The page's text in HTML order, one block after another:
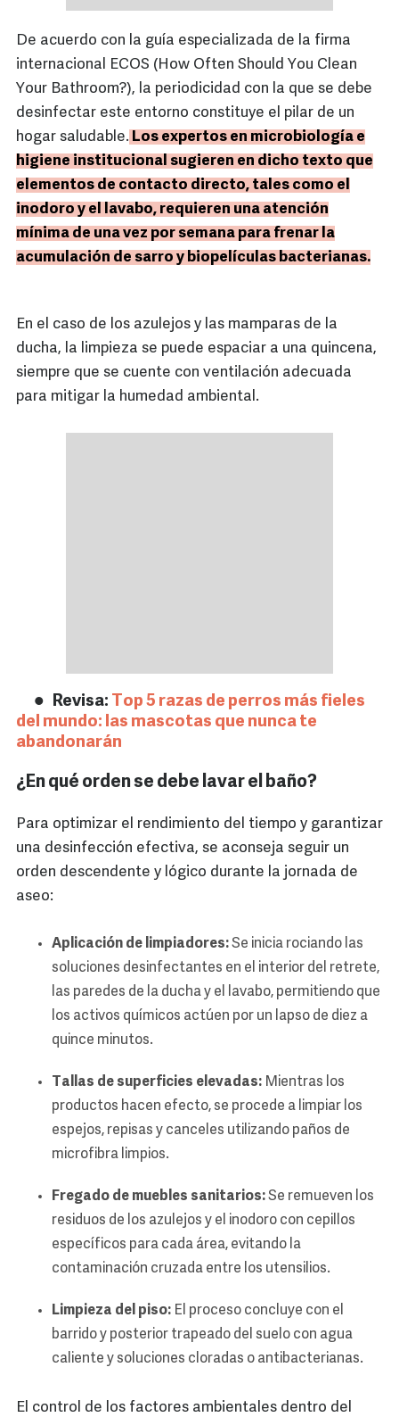
De acuerdo con la guía especializada de la firma
internacional ECOS (How Often Should You Clean
Your Bathroom?), la periodicidad con la que se debe
desinfectar este entorno constituye el pilar de un
hogar saludable. Los expertos en microbiología e
higiene institucional sugieren en dicho texto que
elementos de contacto directo, tales como el
inodoro y el lavabo, requieren una atención
mínima de una vez por semana para frenar la
acumulación de sarro y biopelículas bacterianas.
En el caso de los azulejos y las mamparas de la
ducha, la limpieza se puede espaciar a una quincena,
siempre que se cuente con ventilación adecuada
para mitigar la humedad ambiental.
Revisa: Top 5 razas de perros más fieles
del mundo: las mascotas que nunca te
abandonarán
¿En qué orden se debe lavar el baño?
Para optimizar el rendimiento del tiempo y garantizar
una desinfección efectiva, se aconseja seguir un
orden descendente y lógico durante la jornada de
aseo:
Aplicación de limpiadores:Se inicia rociando las
soluciones desinfectantes en el interior del retrete,
las paredes de la ducha y el lavabo, permitiendo que
los activos químicos actúen por un lapso de diez a
quince minutos.
Tallas de superficies elevadas: Mientras los
productos hacen efecto, se procede a limpiar los
espejos, repisas y canceles utilizando paños de
microfibra limpios.
Fregado de muebles sanitarios:Se remueven los
residuos de los azulejos y el inodoro con cepillos
específicos para cada área, evitando la
contaminación cruzada entre los utensilios.
Limpieza del piso: El proceso concluye con el
barrido y posterior trapeado del suelo con agua
caliente y soluciones cloradas o antibacterianas.
El control de los factores ambientales dentro del